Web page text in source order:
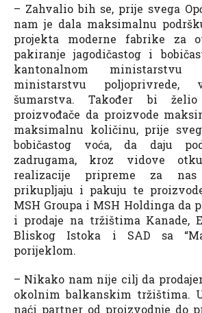
– Zahvalio bih se, prije svega
nam je dala maksimalnu
projekta moderne fabrike za
pakiranje jagodičastog i
kantonalnom
ministarstvu poljoprivrede,
šumarstva. Također bi
proizvođače da proizvode
maksimalnu količinu, prije
bobičastog voća, da daju
zadrugama, kroz vidove
realizacije pripreme za
prikupljaju i pakuju te
MSH Groupa i MSH Holdinga da
i prodaje na tržištima Kanade,
Bliskog Istoka i SAD sa
porijeklom.
– Nikako nam nije cilj da
okolnim balkanskim tržištima.
naći partner od proizvodnje do